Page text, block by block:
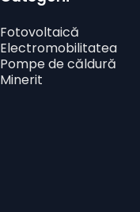
Fotovoltaică
Electromobilitatea
Pompe de căldură
Minerit